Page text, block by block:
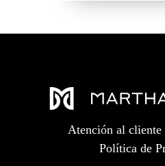
Atención al cliente
Política de